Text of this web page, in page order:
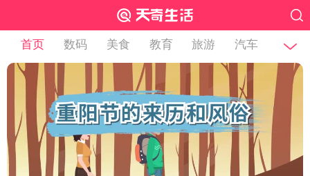
首页 数码 美食 教育 旅游 汽车